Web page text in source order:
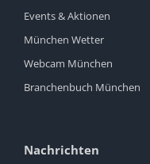
Events & Aktionen
München Wetter
Webcam München
Branchenbuch München
Nachrichten